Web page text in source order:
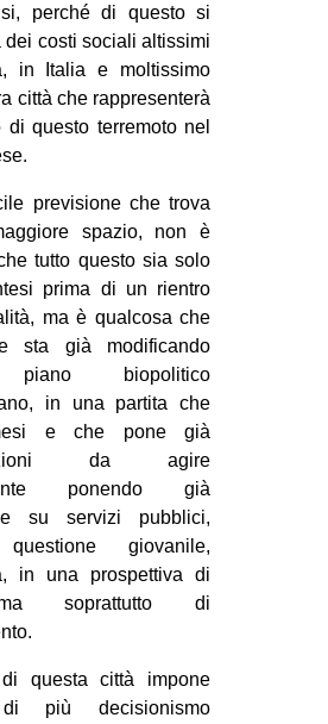
perché di questo si
dei costi sociali altissimi
in Italia e moltissimo
città che rappresenterà
di questo terremoto nel
previsione che trova
spazio, non è
tutto questo sia solo
prima di un rientro
ma è qualcosa che
sta già modificando
piano biopolitico
in una partita che
e che pone già
da agire
ponendo già
su servizi pubblici,
giovanile,
in una prospettiva di
soprattutto di
questa città impone
più decisionismo